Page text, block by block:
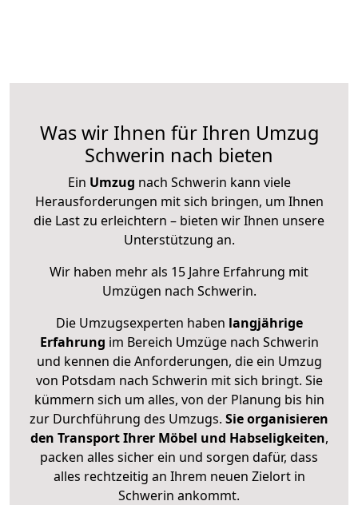
Was wir Ihnen für Ihren Umzug
Schwerin nach bieten
Ein Umzug nach Schwerin kann viele
Herausforderungen mit sich bringen, um Ihnen
die Last zu erleichtern – bieten wir Ihnen unsere
Unterstützung an.
Wir haben mehr als 15 Jahre Erfahrung mit
Umzügen nach Schwerin.
Die Umzugsexperten haben langjährige
Erfahrung im Bereich Umzüge nach Schwerin
und kennen die Anforderungen, die ein Umzug
von Potsdam nach Schwerin mit sich bringt. Sie
kümmern sich um alles, von der Planung bis hin
zur Durchführung des Umzugs. Sie organisieren
den Transport Ihrer Möbel und Habseligkeiten,
packen alles sicher ein und sorgen dafür, dass
alles rechtzeitig an Ihrem neuen Zielort in
Schwerin ankommt.